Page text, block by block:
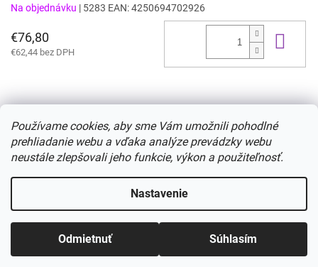
Používame cookies, aby sme Vám umožnili pohodlné
prehliadanie webu a vďaka analýze prevádzky webu
neustále zlepšovali jeho funkcie, výkon a použiteľnosť.
Nastavenie
Odmietnuť Súhlasím
Na objednávku | 5283 EAN:4250694702926
€76,80
€62,44 bez DPH
Z
www.pomocky.sk
Upraviť nastavenie cookies